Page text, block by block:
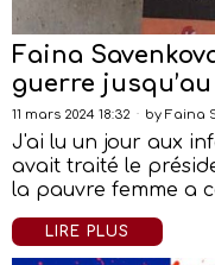
Faina
guerre
11 mars 2024 18:32 by Faina
J'ai lu un jour aux
avait traité le
la pauvre femme a
LIRE PLUS